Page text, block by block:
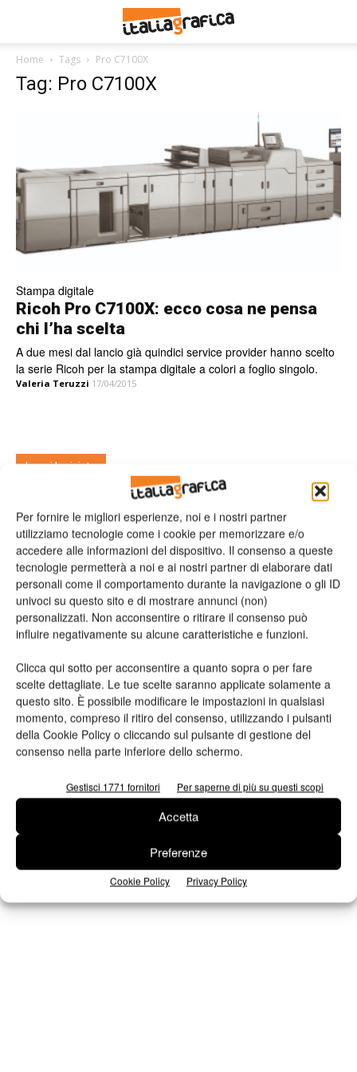
Per fornire le migliori esperienze, noi e i nostri partner
utilizziamo tecnologie come i cookie per memorizzare e/o
accedere alle informazioni del dispositivo. Il consenso a queste
tecnologie permetterà a noi e ai nostri partner di elaborare dati
personali come il comportamento durante la navigazione o gli ID
univoci su questo sito e di mostrare annunci (non)
personalizzati. Non acconsentire o ritirare il consenso può
influire negativamente su alcune caratteristiche e funzioni.
Clicca qui sotto per acconsentire a quanto sopra o per fare
scelte dettagliate. Le tue scelte saranno applicate solamente a
questo sito. È possibile modificare le impostazioni in qualsiasi
momento, compreso il ritiro del consenso, utilizzando i pulsanti
della Cookie Policy o cliccando sul pulsante di gestione del
consenso nella parte inferiore dello schermo.
Gestisci 1771 fornitori Per saperne di più su questi scopi
Accetta
Preferenze
Cookie Policy Privacy Policy
Home Tags Pro C7100X
Tag: Pro C7100X
Stampa digitale
Ricoh Pro C7100X: ecco cosa ne pensa
chi l’ha scelta
A due mesi dal lancio già quindici service provider hanno scelto
la serie Ricoh per la stampa digitale a colori a foglio singolo.
Valeria Teruzzi 17/04/2015
Leggi la rivista
Edicola Web
Iscriviti alla newsletter
Seguici su Facebook